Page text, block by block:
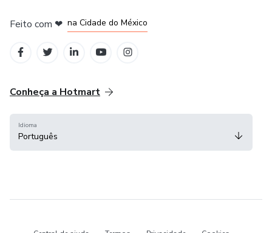
Feito com ❤ na Cidade do México
Conheça a Hotmart
Idioma
Português